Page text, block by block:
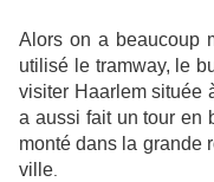
Alors on a beaucoup
utilisé le tramway, le
visiter Haarlem située
a aussi fait un tour en
monté dans la grande
ville